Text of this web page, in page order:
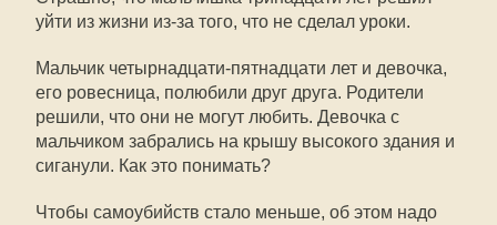
уйти из жизни из-за того, что не сделал уроки.
Мальчик четырнадцати-пятнадцати лет и девочка,
его ровесница, полюбили друг друга. Родители
решили, что они не могут любить. Девочка с
мальчиком забрались на крышу высокого здания и
сиганули. Как это понимать?
Чтобы самоубийств стало меньше, об этом надо